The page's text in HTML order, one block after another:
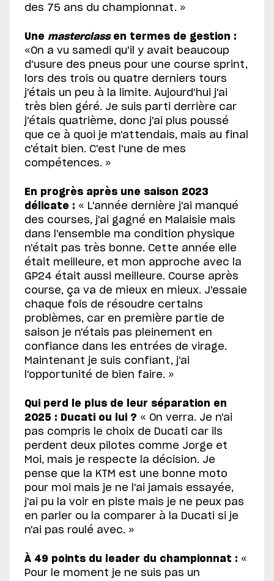
des 75 ans du championnat. »
Une masterclass en termes de gestion :
«On a vu samedi qu'il y avait beaucoup
d'usure des pneus pour une course sprint,
lors des trois ou quatre derniers tours
j'étais un peu à la limite. Aujourd'hui j'ai
très bien géré. Je suis parti derrière car
j'étais quatrième, donc j'ai plus poussé
que ce à quoi je m'attendais, mais au final
c'était bien. C'est l'une de mes
compétences. »
En progrès après une saison 2023
délicate : « L'année dernière j'ai manqué
des courses, j'ai gagné en Malaisie mais
dans l'ensemble ma condition physique
n'était pas très bonne. Cette année elle
était meilleure, et mon approche avec la
GP24 était aussi meilleure. Course après
course, ça va de mieux en mieux. J'essaie
chaque fois de résoudre certains
problèmes, car en première partie de
saison je n'étais pas pleinement en
confiance dans les entrées de virage.
Maintenant je suis confiant, j'ai
l'opportunité de bien faire. »
Qui perd le plus de leur séparation en
2025 : Ducati ou lui ? « On verra. Je n'ai
pas compris le choix de Ducati car ils
perdent deux pilotes comme Jorge et
Moi, mais je respecte la décision. Je
pense que la KTM est une bonne moto
pour moi mais je ne l'ai jamais essayée,
j'ai pu la voir en piste mais je ne peux pas
en parler ou la comparer à la Ducati si je
n'ai pas roulé avec. »
À 49 points du leader du championnat : «
Pour le moment je ne suis pas un